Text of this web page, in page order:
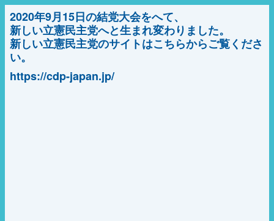
2020年9月15日の結党大会をへて、
新しい立憲民主党へと生まれ変わりました。
新しい立憲民主党のサイトはこちらからご覧くださ
い。
https://cdp-japan.jp/